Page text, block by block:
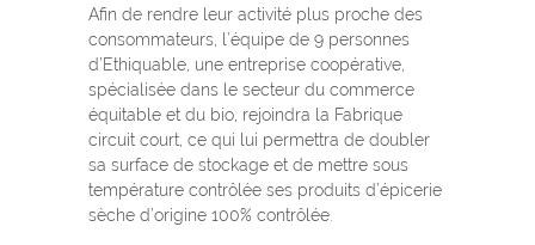
Afin de rendre leur activité plus proche des
consommateurs, l’équipe de 9 personnes
d’Ethiquable, une entreprise coopérative,
spécialisée dans le secteur du commerce
équitable et du bio, rejoindra la Fabrique
circuit court, ce qui lui permettra de doubler
sa surface de stockage et de mettre sous
température contrôlée ses produits d’épicerie
sèche d’origine 100% contrôlée.